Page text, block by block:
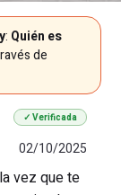
: Quién es
de
✓ Verificada
02/10/2025
vez que te